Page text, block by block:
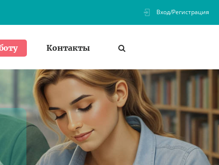
Вход/Регистрация
Контакты